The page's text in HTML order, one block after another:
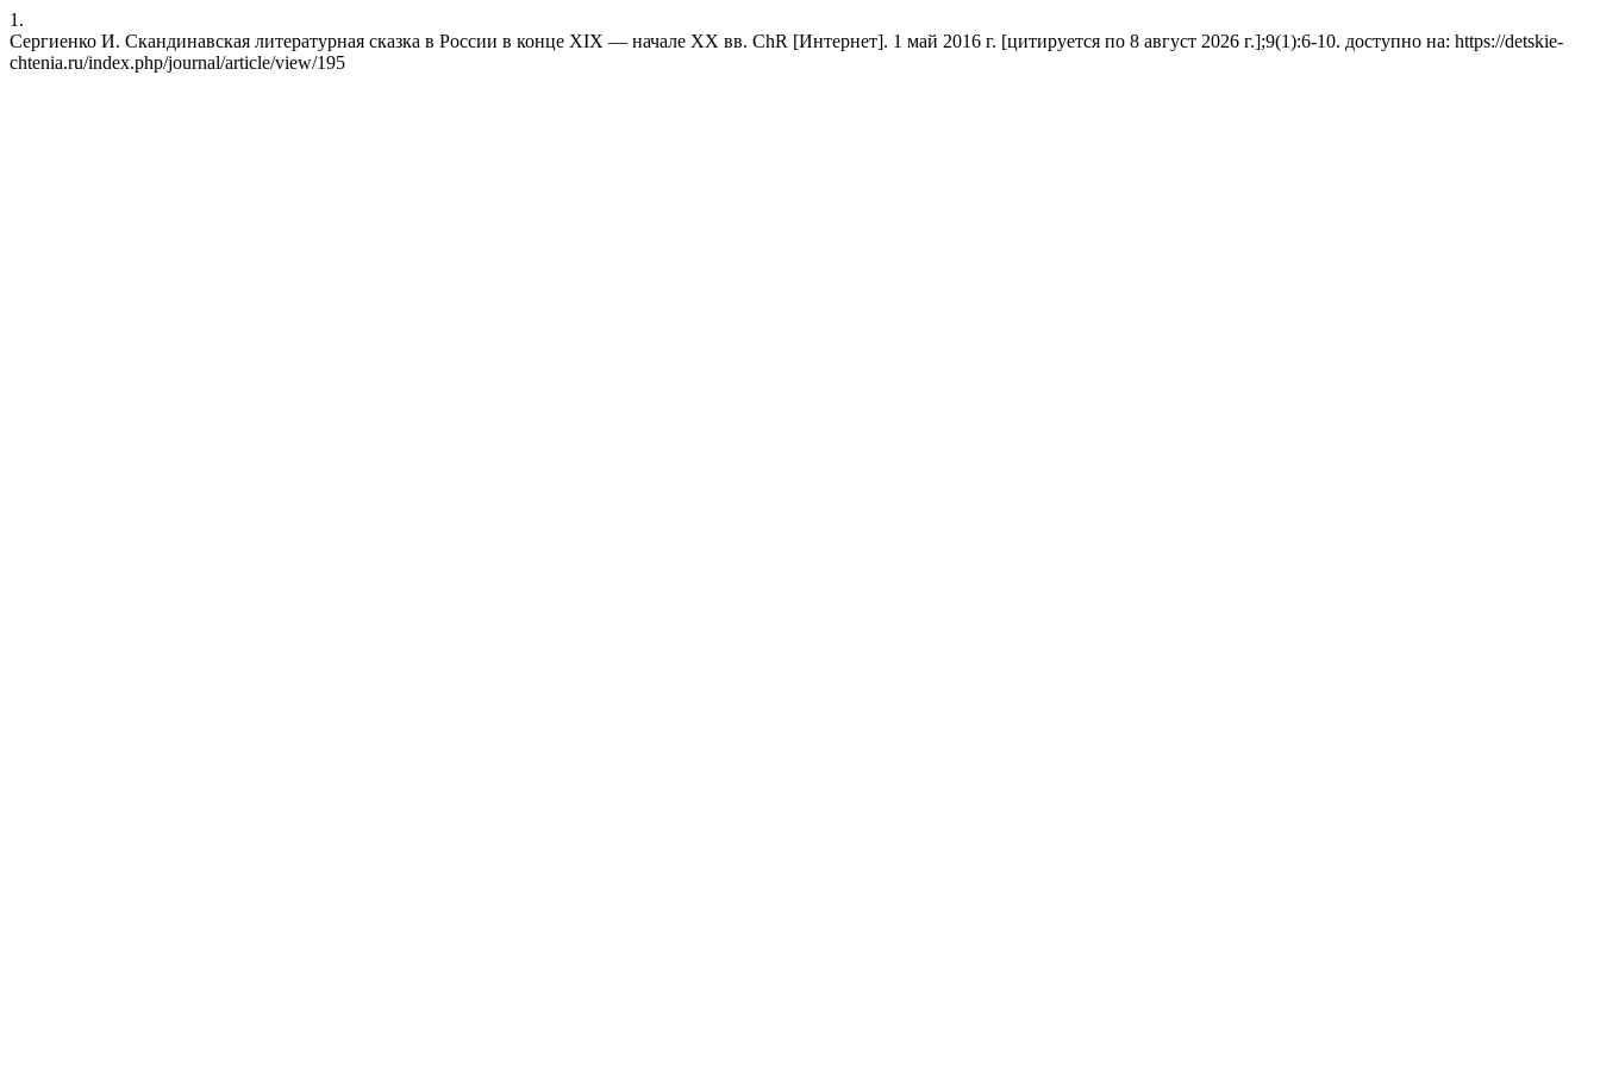
1.
Сергиенко И. Скандинавская литературная сказка в России в конце XIX — начале ХХ вв. ChR [Интернет]. 1 май 2016 г. [цитируется по 8 август 2026 г.];9(1):6-10. доступно на: https://detskie-
chtenia.ru/index.php/journal/article/view/195